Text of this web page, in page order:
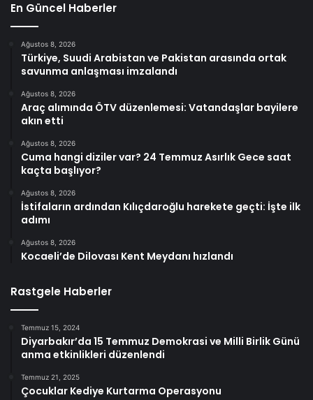
En Güncel Haberler
Ağustos 8, 2026
Türkiye, Suudi Arabistan ve Pakistan arasında ortak
savunma anlaşması imzalandı
Ağustos 8, 2026
Araç alımında ÖTV düzenlemesi: Vatandaşlar bayilere
akın etti
Ağustos 8, 2026
Cuma hangi diziler var? 24 Temmuz Asırlık Gece saat
kaçta başlıyor?
Ağustos 8, 2026
İstifaların ardından Kılıçdaroğlu harekete geçti: İşte ilk
adımı
Ağustos 8, 2026
Kocaeli’de Dilovası Kent Meydanı hızlandı
Rastgele Haberler
Temmuz 15, 2024
Diyarbakır’da 15 Temmuz Demokrasi ve Milli Birlik Günü
anma etkinlikleri düzenlendi
Temmuz 21, 2025
Çocuklar Kediye Kurtarma Operasyonu